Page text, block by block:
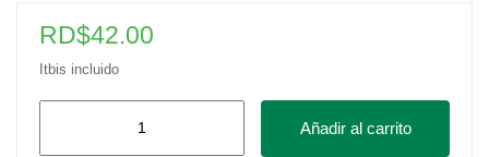
RD$42.00
Itbis incluido
Añadir al carrito